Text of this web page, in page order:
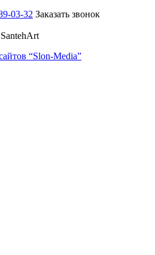
03-32 Заказать звонок
“Slon-Media”